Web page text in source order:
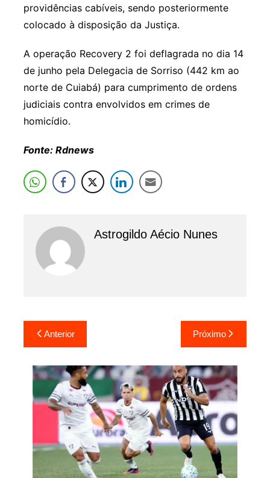
providências cabíveis, sendo posteriormente
colocado à disposição da Justiça.
A operação Recovery 2 foi deflagrada no dia 14
de junho pela Delegacia de Sorriso (442 km ao
norte de Cuiabá) para cumprimento de ordens
judiciais contra envolvidos em crimes de
homicídio.
Fonte: Rdnews
Astrogildo Aécio Nunes
Navegação
de
Post
Anterior Próximo